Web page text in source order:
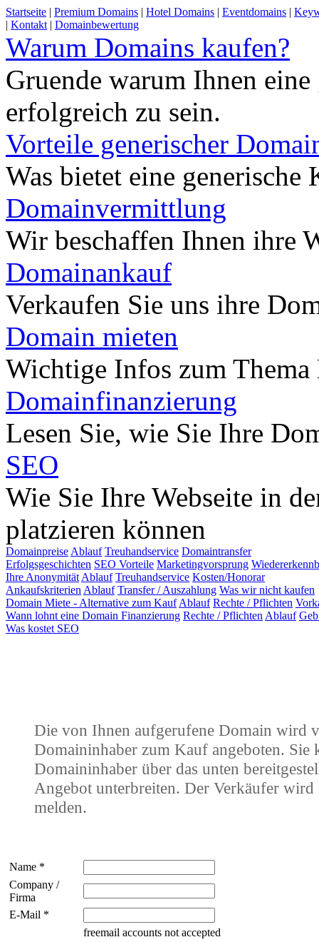
Startseite | Premium Domains | Hotel Domains | Eventdomains |
| Kontakt | Domainbewertung
Warum Domains kaufen?
Gruende warum Ihnen
erfolgreich zu sein.
Vorteile generischer
Was bietet eine
Domainvermittlung
Wir beschaffen Ihnen ihre
Domainankauf
Verkaufen Sie uns ihre
Domain mieten
Wichtige Infos zum
Domainfinanzierung
Lesen Sie, wie Sie Ihre
SEO
Wie Sie Ihre Webseite in
platzieren können
Domainpreise Ablauf Treuhandservice Domaintransfer
Erfolgsgeschichten SEO Vorteile Marketingvorsprung
Ihre Anonymität Ablauf Treuhandservice Kosten/Honorar
Ankaufskriterien Ablauf Transfer / Auszahlung Was wir nicht kaufen
Domain Miete - Alternative zum Kauf Ablauf Rechte / Pflichten
Wann lohnt eine Domain Finanzierung Rechte / Pflichten Ablauf
Was kostet SEO
Die von Ihnen aufgerufene Domain wird
Domaininhaber zum Kauf angeboten. Sie
Domaininhaber über das unten
Angebot unterbreiten. Der Verkäufer wird
melden.
Name *
Company /
Firma
E-Mail *
freemail accounts not accepted